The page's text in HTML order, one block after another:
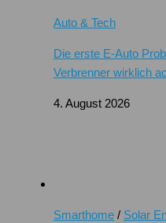
Auto & Tech
Die erste E-Auto
Verbrenner wirklich
4. August 2026
Smarthome / Solar